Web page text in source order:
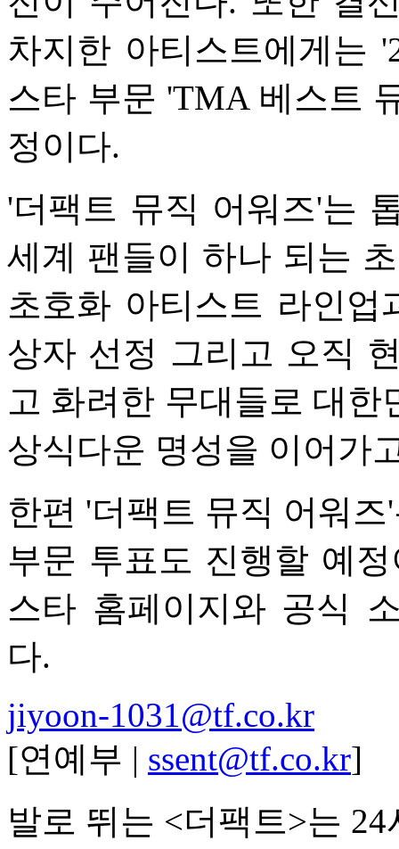
차지한 아티스트에게는
스타 부문 'TMA 베스트
정이다.
'더팩트 뮤직 어워즈'는
세계 팬들이 하나 되는
초호화 아티스트 라인
상자 선정 그리고 오직
고 화려한 무대들로 대한
상식다운 명성을 이어가
한편 '더팩트 뮤직 어워
부문 투표도 진행할 예
스타 홈페이지와 공식
다.
jiyoon-1031@tf.co.kr
[연예부 | ssent@tf.co.kr]
발로 뛰는 <더팩트>는